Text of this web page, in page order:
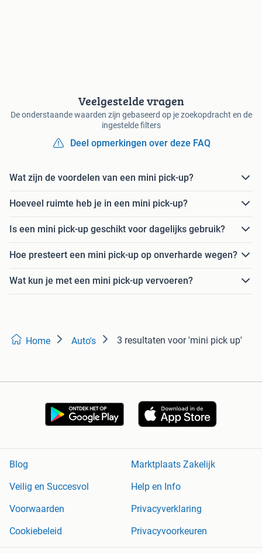
Veelgestelde vragen
De onderstaande waarden zijn gebaseerd op je zoekopdracht en de
ingestelde filters
Deel opmerkingen over deze FAQ
Wat zijn de voordelen van een mini pick-up?
Hoeveel ruimte heb je in een mini pick-up?
Is een mini pick-up geschikt voor dagelijks gebruik?
Hoe presteert een mini pick-up op onverharde wegen?
Wat kun je met een mini pick-up vervoeren?
Home Auto's 3 resultaten voor 'mini pick up'
Blog
Marktplaats Zakelijk
Veilig en Succesvol
Help en Info
Voorwaarden
Privacyverklaring
Cookiebeleid
Privacyvoorkeuren